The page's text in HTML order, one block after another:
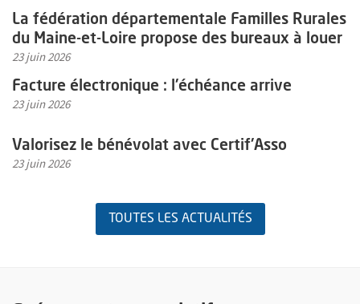
La fédération départementale Familles Rurales
du Maine-et-Loire propose des bureaux à louer
23 juin 2026
En savoir plus sur l'actualité La fédération départementale
Facture électronique : l'échéance arrive
23 juin 2026
En savoir plus sur l'actualité Facture électronique : l'échéance
Valorisez le bénévolat avec Certif'Asso
23 juin 2026
En savoir plus sur l'actualité Valorisez le bénévolat avec
TOUTES LES ACTUALITÉS